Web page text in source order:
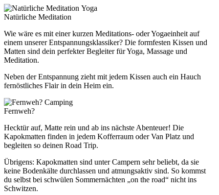
Yoga
Natürliche Meditation
Wie wäre es mit einer kurzen Meditations- oder Yogaeinheit auf
einem unserer Entspannungsklassiker? Die formfesten Kissen und
Matten sind dein perfekter Begleiter für Yoga, Massage und
Meditation.
Neben der Entspannung zieht mit jedem Kissen auch ein Hauch
fernöstliches Flair in dein Heim ein.
Camping
Fernweh?
Hecktür auf, Matte rein und ab ins nächste Abenteuer! Die
Kapokmatten finden in jedem Kofferraum oder Van Platz und
begleiten so deinen Road Trip.
Übrigens: Kapokmatten sind unter Campern sehr beliebt, da sie
keine Bodenkälte durchlassen und atmungsaktiv sind. So kommst
du selbst bei schwülen Sommernächten „on the road“ nicht ins
Schwitzen.